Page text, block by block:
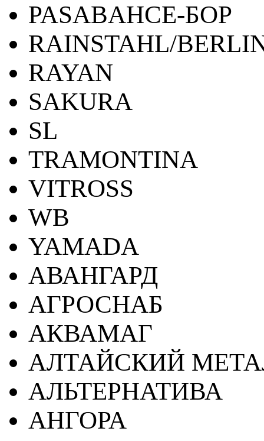
PASABAHCE-БОР
RAINSTAHL/
RAYAN
SAKURA
SL
TRAMONTINA
VITROSS
WB
YAMADA
АВАНГАРД
АГРОСНАБ
АКВАМАГ
АЛТАЙСКИЙ
АЛЬТЕРНАТИВА
АНГОРА